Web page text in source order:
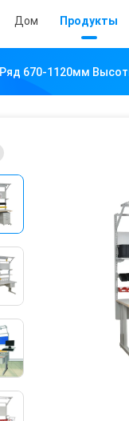
Дом Продукты
Ряд 670-1120мм